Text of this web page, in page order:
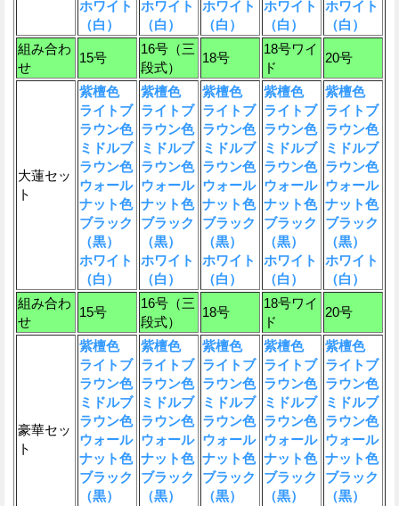
ホワイト
（白）
ホワイト
（白）
ホワイト
（白）
ホワイト
（白）
ホワイト
（白）
組み合わ
せ
15号
16号（三
段式）
18号
18号ワイ
ド
20号
大蓮セッ
ト
紫檀色
ライトブ
ラウン色
ミドルブ
ラウン色
ウォール
ナット色
ブラック
（黒）
ホワイト
（白）
紫檀色
ライトブ
ラウン色
ミドルブ
ラウン色
ウォール
ナット色
ブラック
（黒）
ホワイト
（白）
紫檀色
ライトブ
ラウン色
ミドルブ
ラウン色
ウォール
ナット色
ブラック
（黒）
ホワイト
（白）
紫檀色
ライトブ
ラウン色
ミドルブ
ラウン色
ウォール
ナット色
ブラック
（黒）
ホワイト
（白）
紫檀色
ライトブ
ラウン色
ミドルブ
ラウン色
ウォール
ナット色
ブラック
（黒）
ホワイト
（白）
組み合わ
せ
15号
16号（三
段式）
18号
18号ワイ
ド
20号
豪華セッ
ト
紫檀色
ライトブ
ラウン色
ミドルブ
ラウン色
ウォール
ナット色
ブラック
（黒）
紫檀色
ライトブ
ラウン色
ミドルブ
ラウン色
ウォール
ナット色
ブラック
（黒）
紫檀色
ライトブ
ラウン色
ミドルブ
ラウン色
ウォール
ナット色
ブラック
（黒）
紫檀色
ライトブ
ラウン色
ミドルブ
ラウン色
ウォール
ナット色
ブラック
（黒）
紫檀色
ライトブ
ラウン色
ミドルブ
ラウン色
ウォール
ナット色
ブラック
（黒）